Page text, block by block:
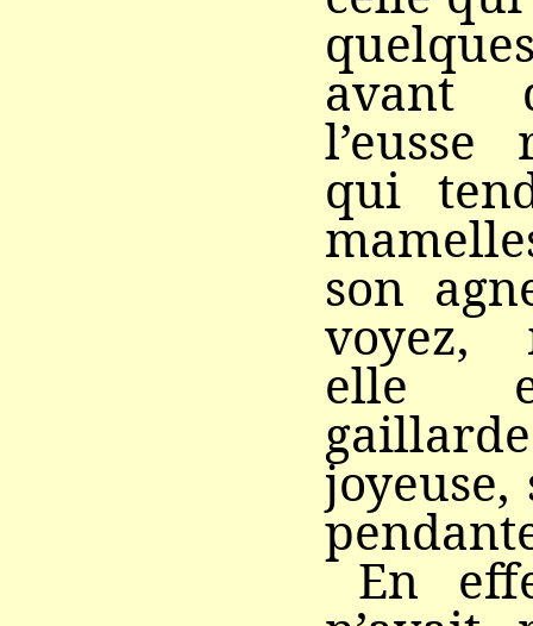
avant
l’eusse
qui
son
voyez,
elle
En